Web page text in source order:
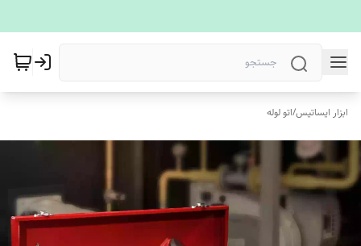
ابزار ایساتیس/اتو لوله